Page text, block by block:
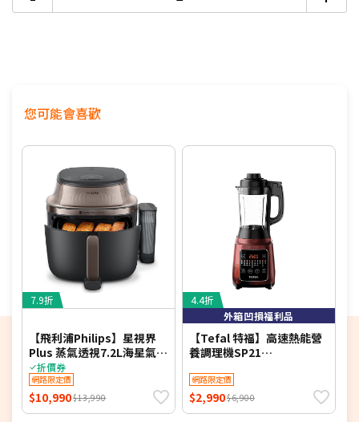
您可能會喜歡
7.9折
【飛利浦Philips】星視界
Plus 蒸氣透視7.2L海星氣炸
鍋NA547/07
折價券
網路限定價
$10,990$13,990
4.4折
外箱凹損福利品
【Tefal 特福】高速熱能營
養調理機SP21
網路限定價
$2,990$6,900